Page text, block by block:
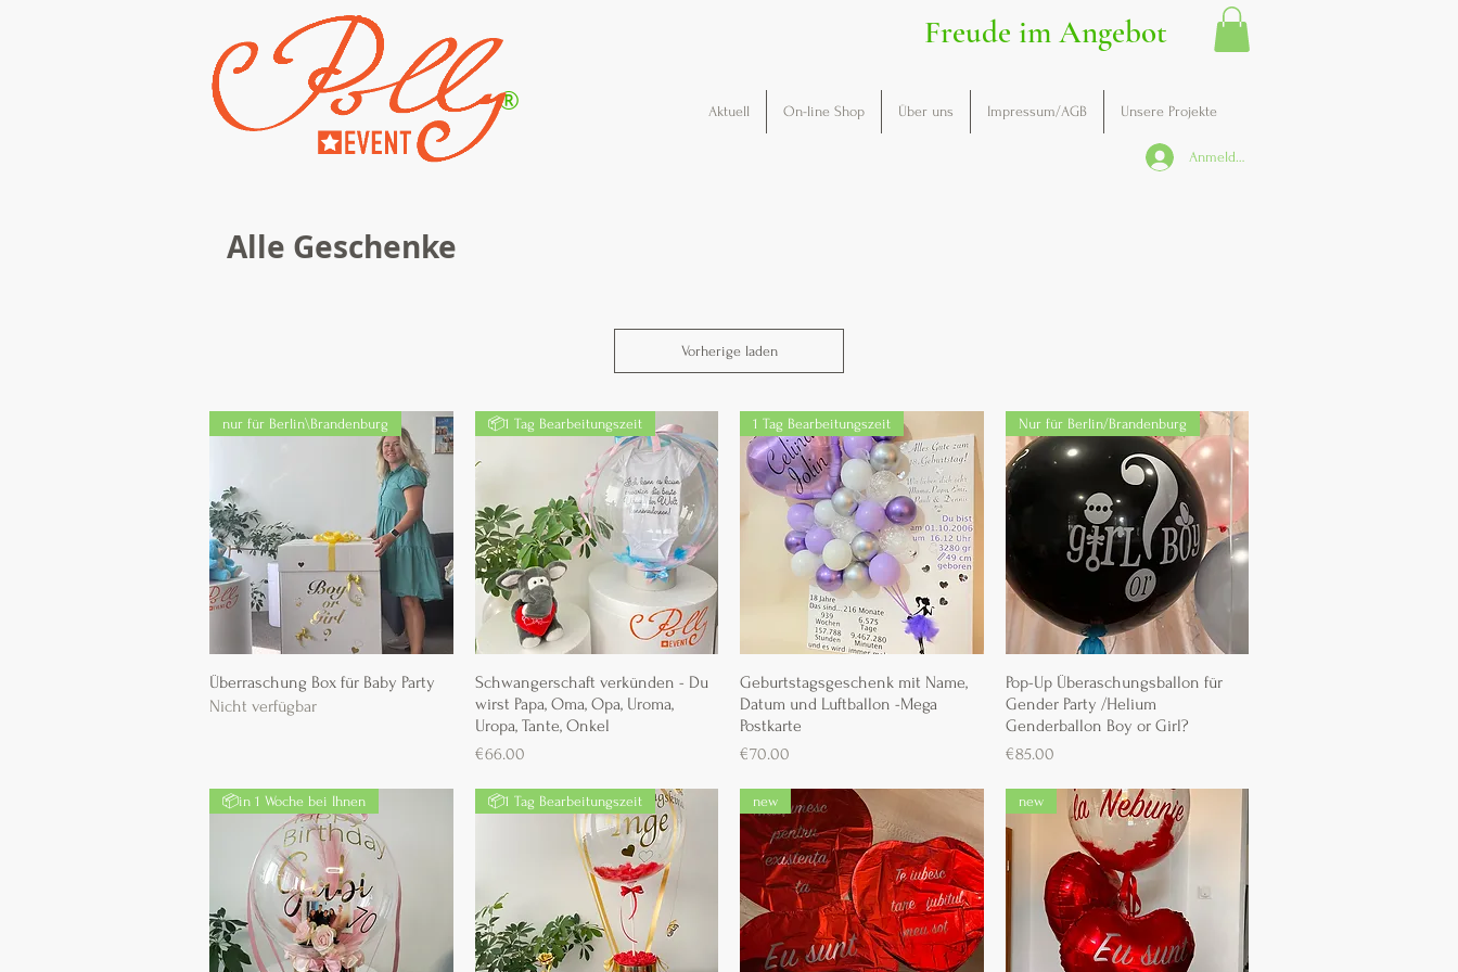
®
Freude im Angebot
Aktuell On-line Shop Über uns Impressum/AGB Unsere Projekte
Anmelden
Alle Geschenke
Vorherige laden
Schnellansicht
nur für Berlin\Brandenburg
Überraschung Box für Baby Party
Nicht verfügbar
Schnellansicht
📦1 Tag Bearbeitungszeit
Schwangerschaft verkünden - Du
wirst Papa, Oma, Opa, Uroma,
Uropa, Tante, Onkel
Preis
€66.00
Schnellansicht
1 Tag Bearbeitungszeit
Geburtstagsgeschenk mit Name,
Datum und Luftballon -Mega
Postkarte
Preis
€70.00
Schnellansicht
Nur für Berlin/Brandenburg
Pop-Up Überaschungsballon für
Gender Party /Helium
Genderballon Boy or Girl?
Preis
€85.00
📦in 1 Woche bei Ihnen 📦1 Tag Bearbeitungszeit new new